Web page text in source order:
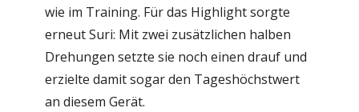
wie im Training. Für das Highlight sorgte
erneut Suri: Mit zwei zusätzlichen halben
Drehungen setzte sie noch einen drauf und
erzielte damit sogar den Tageshöchstwert
an diesem Gerät.